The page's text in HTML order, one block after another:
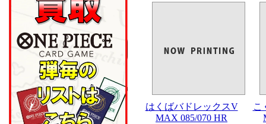
はくばバドレックスV
MAX 085/070 HR
こ